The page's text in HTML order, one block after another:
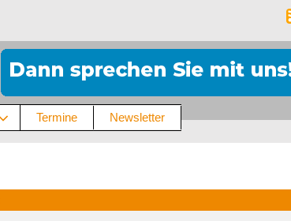
Termine Newsletter